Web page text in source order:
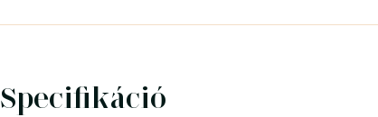
Specifikáció